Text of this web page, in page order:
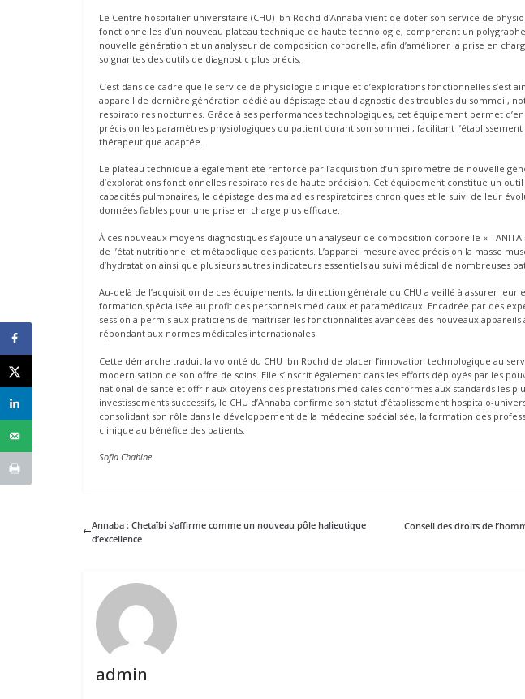
Le Centre hospitalier universitaire (CHU) Ibn Rochd d’Annaba vient de doter son service de
fonctionnelles d’un nouveau plateau technique de haute technologie, comprenant un
nouvelle génération et un analyseur de composition corporelle, afin d’améliorer la prise en
soignantes des outils de diagnostic plus précis.
C’est dans ce cadre que le service de physiologie clinique et d’explorations fonctionnelles s’est
appareil de dernière génération dédié au dépistage et au diagnostic des troubles du sommeil,
respiratoires nocturnes. Grâce à ses performances technologiques, cet équipement permet
précision les paramètres physiologiques du patient durant son sommeil, facilitant
thérapeutique adaptée.
Le plateau technique a également été renforcé par l’acquisition d’un spiromètre de nouvelle
d’explorations fonctionnelles respiratoires de haute précision. Cet équipement constitue un
capacités pulmonaires, le dépistage des maladies respiratoires chroniques et le suivi de leur
données fiables pour une prise en charge plus efficace.
À ces nouveaux moyens diagnostiques s’ajoute un analyseur de composition corporelle «
de l’état nutritionnel et métabolique des patients. L’appareil mesure avec précision la masse
d’hydratation ainsi que plusieurs autres indicateurs essentiels au suivi médical de nombreuses
Au-delà de l’acquisition de ces équipements, la direction générale du CHU a veillé à assurer
formation spécialisée au profit des personnels médicaux et paramédicaux. Encadrée par des
session a permis aux praticiens de maîtriser les fonctionnalités avancées des nouveaux appareils
répondant aux normes médicales internationales.
Cette démarche traduit la volonté du CHU Ibn Rochd de placer l’innovation technologique au
modernisation de son offre de soins. Elle s’inscrit également dans les efforts déployés par les
national de santé et offrir aux citoyens des prestations médicales conformes aux standards les
investissements successifs, le CHU d’Annaba confirme son statut d’établissement hospitalo-
consolidant son rôle dans le développement de la médecine spécialisée, la formation des
clinique au bénéfice des patients.
Sofia Chahine
Annaba : Chetaïbi s’affirme comme un nouveau pôle halieutique
d’excellence
Conseil des droits de
admin